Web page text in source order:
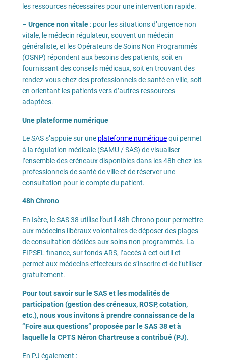
les ressources nécessaires pour une intervention rapide.
– Urgence non vitale: pour les situations d’urgence non
vitale, le médecin régulateur, souvent un médecin
généraliste, et les Opérateurs de Soins Non Programmés
(OSNP) répondent aux besoins des patients, soit en
fournissant des conseils médicaux, soit en trouvant des
rendez-vous chez des professionnels de santé en ville, soit
en orientant les patients vers d’autres ressources
adaptées.
Une plateforme numérique
Le SAS s’appuie sur une plateforme numériquequi permet
à la régulation médicale (SAMU / SAS) de visualiser
l’ensemble des créneaux disponibles dans les 48h chez les
professionnels de santé de ville et de réserver une
consultation pour le compte du patient.
48h Chrono
En Isère, le SAS 38 utilise l’outil 48h Chrono pour permettre
aux médecins libéraux volontaires de déposer des plages
de consultation dédiées aux soins non programmés. La
FIPSEL finance, sur fonds ARS, l’accès à cet outil et
permet aux médecins effecteurs de s’inscrire et de l’utiliser
gratuitement.
Pour tout savoir sur le SAS et les modalités de
participation (gestion des créneaux, ROSP, cotation,
etc.), nous vous invitons à prendre connaissance de la
“Foire aux questions” proposée par le SAS 38 et à
laquelle la CPTS Néron Chartreuse a contribué (PJ).
En PJ également :